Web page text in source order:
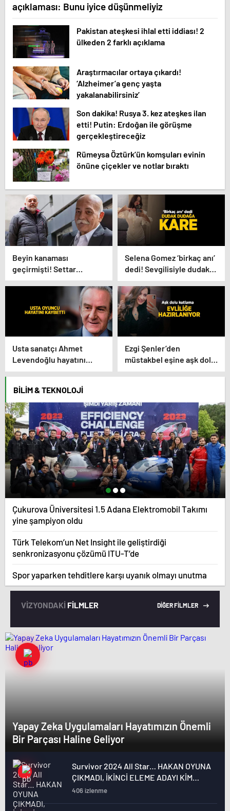
açıklaması: Bunu iyice düşünmeliyiz
Pakistan ateşkesi ihlal etti iddiası! 2
ülkeden 2 farklı açıklama
Araştırmacılar ortaya çıkardı!
‘Alzheimer’a genç yaşta
yakalanabilirsiniz’
Son dakika! Rusya 3. kez ateşkes ilan
etti! Putin: Erdoğan ile görüşme
gerçekleştireceğiz
Rümeysa Öztürk’ün komşuları evinin
önüne çiçekler ve notlar bıraktı
Beyin kanaması
geçirmişti! Settar
Tanrıöğen köy hayatını
anlattı: Elektrik bile yok
Selena Gomez ‘birkaç anı’
dedi! Sevgilisiyle dudak
dudağa poz
Usta sanatçı Ahmet
Levendoğlu hayatını
kaybetti! Peş peşe
Ezgi Şenler’den
müstakbel eşine aşk dolu
kutlama! ‘Canımın en içi…’
BILIM & TEKNOLOJI
Çukurova Üniversitesi 1.5 Adana Elektromobil Takımı
yine şampiyon oldu
Türk Telekom’un Net Insight ile geliştirdiği
senkronizasyonu çözümü ITU-T’de
Spor yaparken tehditlere karşı uyanık olmayı unutma
VİZYONDAKİ FİLMLER DİĞER FİLMLER
Yapay Zeka Uygulamaları Hayatımızın Önemli
Bir Parçası Haline Geliyor
Survivor 2024 All Star… HAKAN OYUNA
ÇIKMADI, İKİNCİ ELEME ADAYI KİM
OLDU?
406 izlenme